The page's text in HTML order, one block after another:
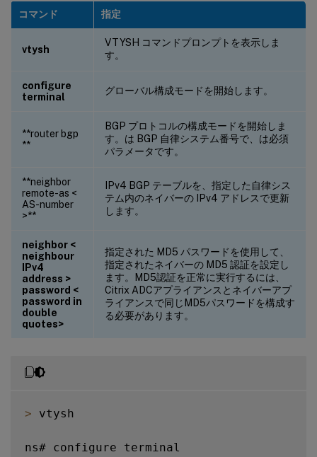
コマンド 指定
vtysh
VTYSH コマンドプロンプトを表示しま
す。
configure
terminal
グローバル構成モードを開始します。
**router bgp
**
BGP プロトコルの構成モードを開始しま
す。 は BGP 自律システム番号で、は必須
パラメータです。
**neighbor
remote-as <
AS-number
>**
IPv4 BGP テーブルを、指定した自律シス
テム内のネイバーの IPv4 アドレスで更新
します。
neighbor <
neighbour
IPv4
address >
password <
password in
double
quotes>
指定された MD5 パスワードを使用して、
指定されたネイバーの MD5 認証を設定し
ます。MD5認証を正常に実行するには、
Citrix ADCアプライアンスとネイバーアプ
ライアンスで同じMD5パスワードを構成す
る必要があります。
> vtysh
ns# configure terminal